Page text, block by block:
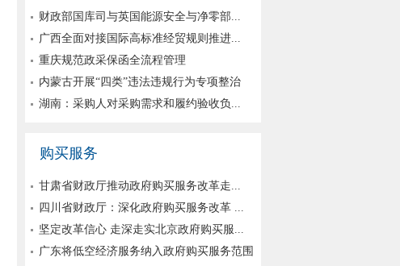
财政部国库司与英国能源安全与净零部...
广西全面对接国际高标准经贸规则推进...
重庆规范政采保函全流程管理
内蒙古开展“四类”违法违规行为专项整治
湖南：采购人对采购需求和履约验收负...
购买服务
甘肃省财政厅推动政府购买服务改革走...
四川省财政厅：深化政府购买服务改革 ...
坚定改革信心 走深走实北京政府购买服...
广东将低空经济服务纳入政府购买服务范围